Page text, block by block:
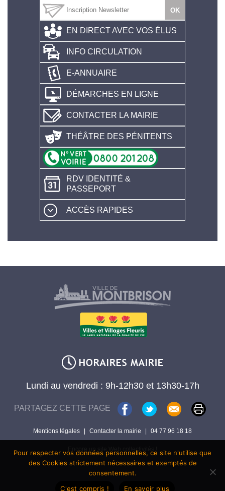
EN DIRECT AVEC VOS ÉLUS
INFO CIRCULATION
E-ANNUAIRE
DÉMARCHES EN LIGNE
CONTACTER LA MAIRIE
THÉÂTRE DES PÉNITENTS
RDV IDENTITÉ &
PASSEPORT
ACCÈS RAPIDES
Lundi au vendredi : 9h-12h30 et 13h30-17h
PARTAGEZ CETTE PAGE
Mentions légales | Contacter la mairie | 04 77 96 18 18
Encore un site Web collectivités !
Pour respecter vos données personnelles, ce site n'utilise que
des Cookies strictement nécessaires et exemptés de
consentement.
C'est compris !
En savoir plus